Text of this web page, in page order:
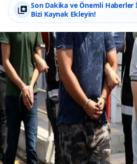
Son Dakika ve Önemli
Bizi Kaynak Ekleyin!